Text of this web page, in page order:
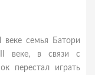
семья Батори
веке, в связи с
перестал играть